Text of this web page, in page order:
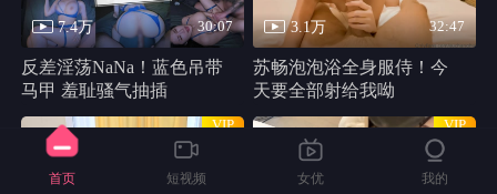
7.4万 30:07
反差淫荡NaNa！蓝色吊带
马甲 羞耻骚气抽插
3.1万 32:47
苏畅泡泡浴全身服侍！今
天要全部射给我呦
VIP VIP
首页 短视频 女优 我的